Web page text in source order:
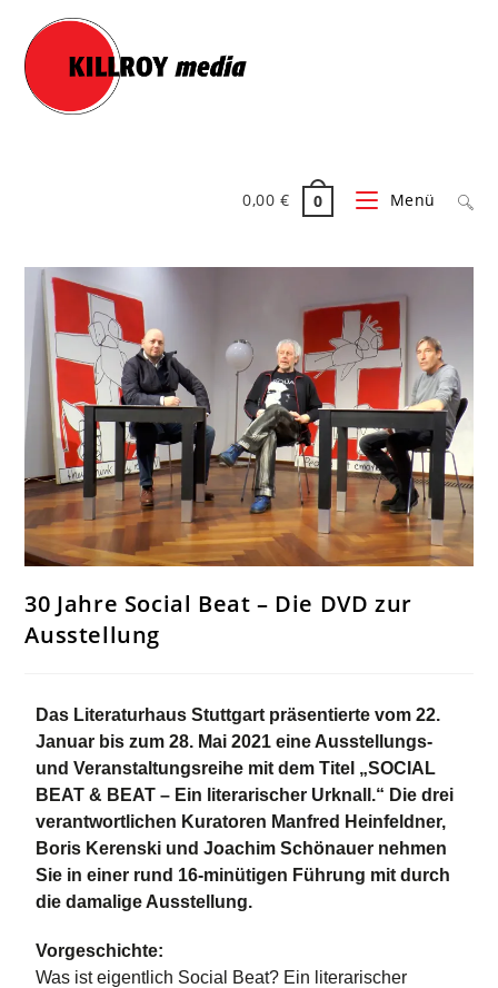
0,00€ 0 Menü
30 Jahre Social Beat – Die DVD zur
Ausstellung
Das Literaturhaus Stuttgart präsentierte vom 22.
Januar bis zum 28. Mai 2021 eine Ausstellungs-
und Veranstaltungsreihe mit dem Titel „SOCIAL
BEAT & BEAT – Ein literarischer Urknall.“ Die drei
verantwortlichen Kuratoren Manfred Heinfeldner,
Boris Kerenski und Joachim Schönauer nehmen
Sie in einer rund 16-minütigen Führung mit durch
die damalige Ausstellung.
Vorgeschichte:
Was ist eigentlich Social Beat? Ein literarischer